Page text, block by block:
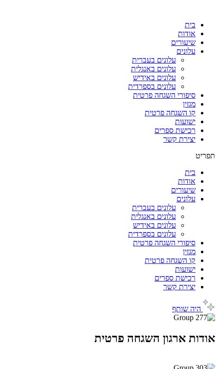
בית
אודות
שיעורים
עלונים
עלונים בעברית
עלונים באנגלית
עלונים באידיש
עלונים בספרדית
סיפורי השגחה פרטית
מגזין
קו השגחה פרטית
ישועות
רכישת ספרים
יצירת קשר
תפריט
בית
אודות
שיעורים
עלונים
עלונים בעברית
עלונים באנגלית
עלונים באידיש
עלונים בספרדית
סיפורי השגחה פרטית
מגזין
קו השגחה פרטית
ישועות
רכישת ספרים
יצירת קשר
היה שותף
אודות ארגון השגחה פרטית